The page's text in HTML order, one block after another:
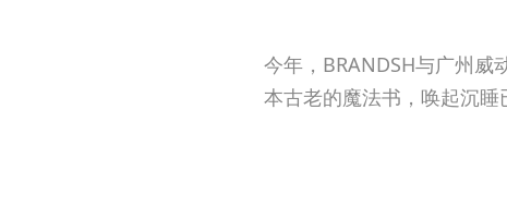
今年，BRANDSH与广州威
本古老的魔法书，唤起沉睡